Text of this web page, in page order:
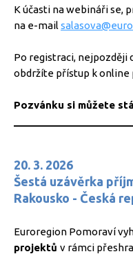
K účasti na webináři se,
na e-mail
Po registraci, nejpozději
obdržíte přístup k online
Pozvánku si můžete
20. 3. 2026
Šestá uzávěrka
Rakousko - Česká
Euroregion Pomoraví
projektů v rámci